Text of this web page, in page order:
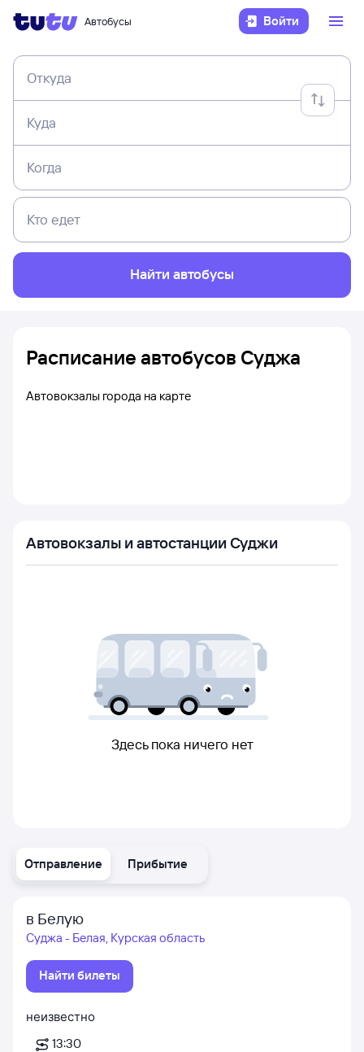
Автобусы Войти
Откуда
Куда
Когда
Кто едет
Найти автобусы
Отправление Прибытие
в Белую
Суджа - Белая, Курская область
Найти билеты
неизвестно
13:30
Расписание автобусов Суджа
Автовокзалы города на карте
Автовокзалы и автостанции Суджи
Здесь пока ничего нет